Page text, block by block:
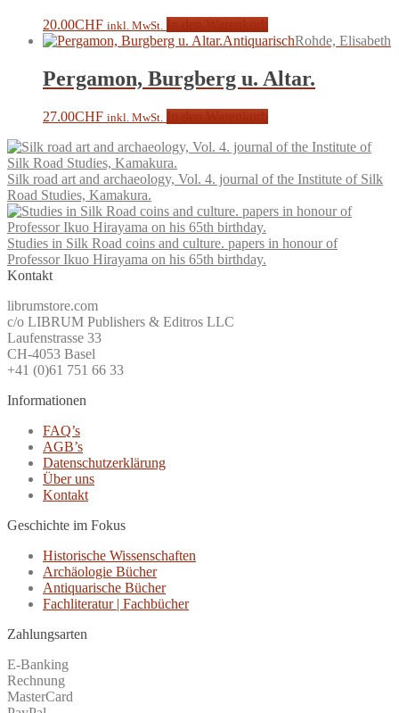
20.00CHF inkl. MwSt.
AntiquarischRohde, Elisabeth
Pergamon, Burgberg u. Altar.
27.00CHF inkl. MwSt.
Silk road art and archaeology, Vol. 4. journal of the Institute of Silk
Road Studies, Kamakura.
Studies in Silk Road coins and culture. papers in honour of
Professor Ikuo Hirayama on his 65th birthday.
Kontakt
librumstore.com
c/o LIBRUM Publishers & Editros LLC
Laufenstrasse 33
CH-4053 Basel
+41 (0)61 751 66 33
Informationen
FAQ’s
AGB’s
Datenschutzerklärung
Über uns
Kontakt
Geschichte im Fokus
Historische Wissenschaften
Archäologie Bücher
Antiquarische Bücher
Fachliteratur | Fachbücher
Zahlungsarten
E-Banking
Rechnung
MasterCard